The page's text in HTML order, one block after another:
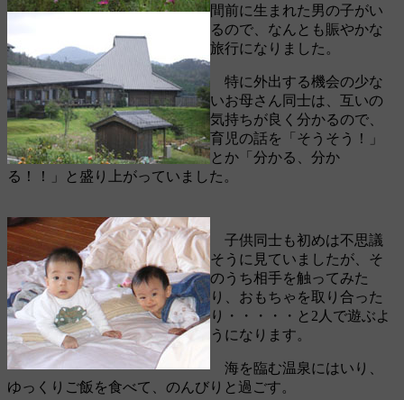
間前に生まれた男の子がい
るので、なんとも賑やかな
旅行になりました。
特に外出する機会の少な
いお母さん同士は、互いの
気持ちが良く分かるので、
育児の話を「そうそう！」
とか「分かる、分か
る！！」と盛り上がっていました。
子供同士も初めは不思議
そうに見ていましたが、そ
のうち相手を触ってみた
り、おもちゃを取り合った
り・・・・・と2人で遊ぶよ
うになります。
海を臨む温泉にはいり、
ゆっくりご飯を食べて、のんびりと過ごす。